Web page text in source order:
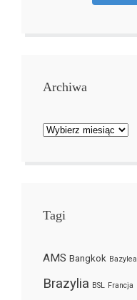
Archiwa
Archiwa
Tagi
AMS Bangkok Bazylea
Brazylia BSL Francja